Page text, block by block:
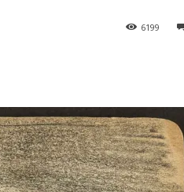
6199